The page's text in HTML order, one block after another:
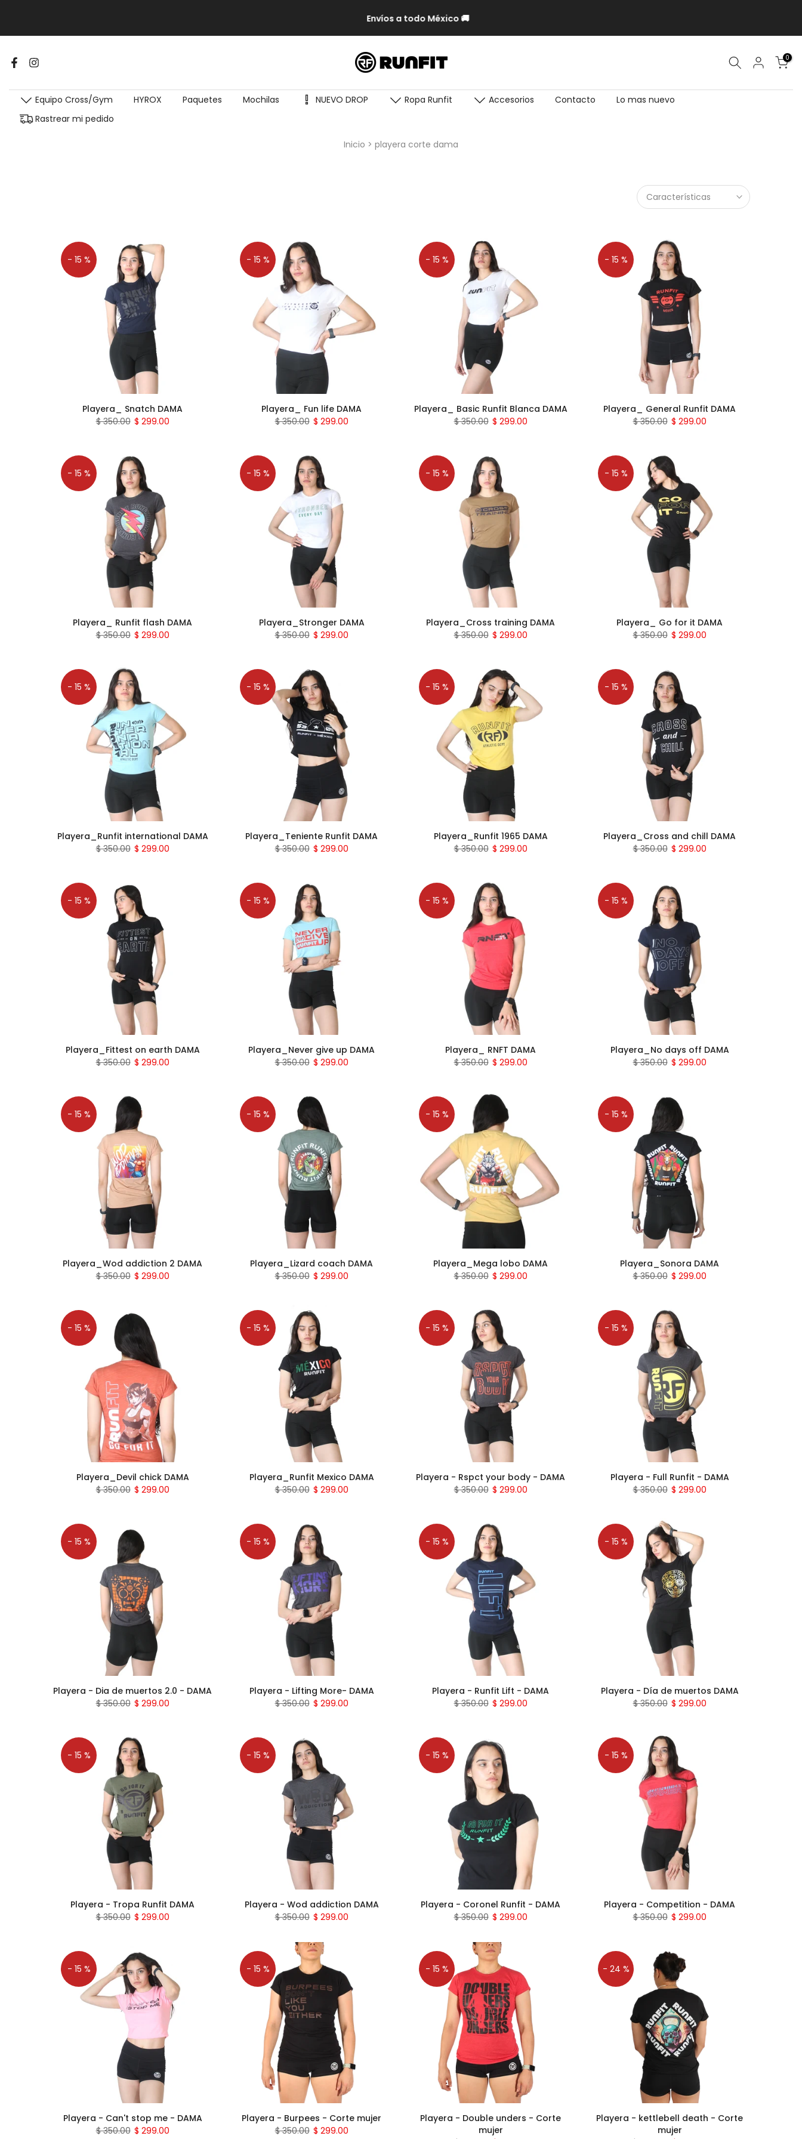
Envíos a todo México 🚚
0
Equipo Cross/Gym HYROX Paquetes Mochilas NUEVO DROP Ropa Runfit Accesorios Contacto
Lo mas nuevo
Rastrear mi pedido
Inicio playera corte dama
Características
- 15 %
Playera_ Snatch DAMA
$ 350.00 $ 299.00
- 15 %
Playera_ Fun life DAMA
$ 350.00 $ 299.00
- 15 %
Playera_ Basic Runfit Blanca DAMA
$ 350.00 $ 299.00
- 15 %
Playera_ General Runfit DAMA
$ 350.00 $ 299.00
- 15 %
Playera_ Runfit flash DAMA
$ 350.00 $ 299.00
- 15 %
Playera_Stronger DAMA
$ 350.00 $ 299.00
- 15 %
Playera_Cross training DAMA
$ 350.00 $ 299.00
- 15 %
Playera_ Go for it DAMA
$ 350.00 $ 299.00
- 15 %
Playera_Runfit international DAMA
$ 350.00 $ 299.00
- 15 %
Playera_Teniente Runfit DAMA
$ 350.00 $ 299.00
- 15 %
Playera_Runfit 1965 DAMA
$ 350.00 $ 299.00
- 15 %
Playera_Cross and chill DAMA
$ 350.00 $ 299.00
- 15 %
Playera_Fittest on earth DAMA
$ 350.00 $ 299.00
- 15 %
Playera_Never give up DAMA
$ 350.00 $ 299.00
- 15 %
Playera_ RNFT DAMA
$ 350.00 $ 299.00
- 15 %
Playera_No days off DAMA
$ 350.00 $ 299.00
- 15 %
Playera_Wod addiction 2 DAMA
$ 350.00 $ 299.00
- 15 %
Playera_Lizard coach DAMA
$ 350.00 $ 299.00
- 15 %
Playera_Mega lobo DAMA
$ 350.00 $ 299.00
- 15 %
Playera_Sonora DAMA
$ 350.00 $ 299.00
- 15 %
Playera_Devil chick DAMA
$ 350.00 $ 299.00
- 15 %
Playera_Runfit Mexico DAMA
$ 350.00 $ 299.00
- 15 %
Playera - Rspct your body - DAMA
$ 350.00 $ 299.00
- 15 %
Playera - Full Runfit - DAMA
$ 350.00 $ 299.00
- 15 %
Playera - Dia de muertos 2.0 - DAMA
$ 350.00 $ 299.00
- 15 %
Playera - Lifting More- DAMA
$ 350.00 $ 299.00
- 15 %
Playera - Runfit Lift - DAMA
$ 350.00 $ 299.00
- 15 %
Playera - Día de muertos DAMA
$ 350.00 $ 299.00
- 15 %
Playera - Tropa Runfit DAMA
$ 350.00 $ 299.00
- 15 %
Playera - Wod addiction DAMA
$ 350.00 $ 299.00
- 15 %
Playera - Coronel Runfit - DAMA
$ 350.00 $ 299.00
- 15 %
Playera - Competition - DAMA
$ 350.00 $ 299.00
- 15 %
Playera - Can't stop me - DAMA
$ 350.00 $ 299.00
- 15 %
Playera - Burpees - Corte mujer
$ 350.00 $ 299.00
- 15 %
Playera - Double unders - Corte
mujer
- 24 %
Playera - kettlebell death - Corte
mujer